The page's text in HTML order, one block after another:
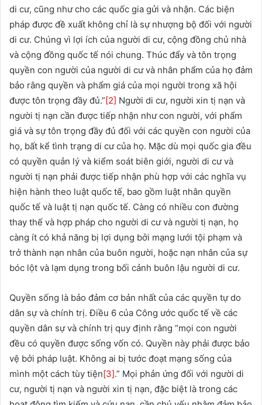
di cư, cũng như cho các quốc gia gửi và nhận. Các biện
pháp được đề xuất không chỉ là sự nhượng bộ đối với người
di cư. Chúng vì lợi ích của người di cư, cộng đồng chủ nhà
và cộng đồng quốc tế nói chung. Thúc đẩy và tôn trọng
quyền con người của người di cư và nhân phẩm của họ đảm
bảo rằng quyền và phẩm giá của mọi người trong xã hội
được tôn trọng đầy đủ.”[2] Người di cư, người xin tị nạn và
người tị nạn cần được tiếp nhận như con người, với phẩm
giá và sự tôn trọng đầy đủ đối với các quyền con người của
họ, bất kể tình trạng di cư của họ. Mặc dù mọi quốc gia đều
có quyền quản lý và kiểm soát biên giới, người di cư và
người tị nạn phải được tiếp nhận phù hợp với các nghĩa vụ
hiện hành theo luật quốc tế, bao gồm luật nhân quyền
quốc tế và luật tị nạn quốc tế. Càng có nhiều con đường
thay thế và hợp pháp cho người di cư và người tị nạn, họ
càng ít có khả năng bị lợi dụng bởi mạng lưới tội phạm và
trở thành nạn nhân của buôn người, hoặc nạn nhân của sự
bóc lột và lạm dụng trong bối cảnh buôn lậu người di cư.
Quyền sống là bảo đảm cơ bản nhất của các quyền tự do
dân sự và chính trị. Điều 6 của Công ước quốc tế về các
quyền dân sự và chính trị quy định rằng “mọi con người
đều có quyền được sống vốn có. Quyền này phải được bảo
vệ bởi pháp luật. Không ai bị tước đoạt mạng sống của
mình một cách tùy tiện[3].” Mọi phản ứng đối với người di
cư, người tị nạn và người xin tị nạn, đặc biệt là trong các